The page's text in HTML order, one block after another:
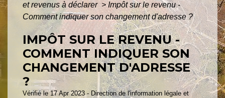
et revenus à déclarer > Impôt sur le revenu -
Comment indiquer son changement d'adresse ?
IMPÔT SUR LE REVENU -
COMMENT INDIQUER SON
CHANGEMENT D'ADRESSE
?
Vérifié le 17 Apr 2023 - Direction de l'information légale et